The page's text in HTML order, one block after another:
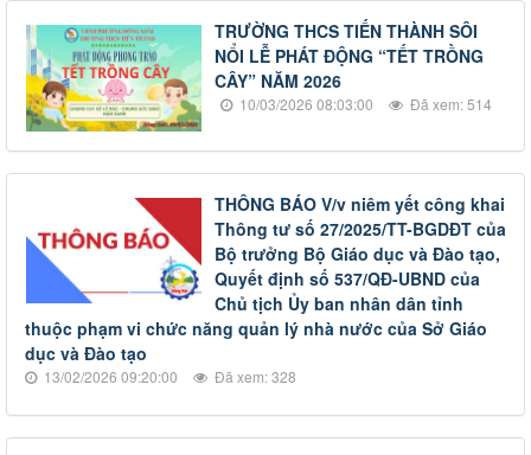
TRƯỜNG THCS TIẾN THÀNH SÔI
NỔI LỄ PHÁT ĐỘNG “TẾT TRỒNG
CÂY” NĂM 2026
10/03/2026 08:03:00 Đã xem: 514
THÔNG BÁO V/v niêm yết công khai
Thông tư số 27/2025/TT-BGDĐT của
Bộ trưởng Bộ Giáo dục và Đào tạo,
Quyết định số 537/QĐ-UBND của
Chủ tịch Ủy ban nhân dân tỉnh
thuộc phạm vi chức năng quản lý nhà nước của Sở Giáo
dục và Đào tạo
13/02/2026 09:20:00 Đã xem: 328